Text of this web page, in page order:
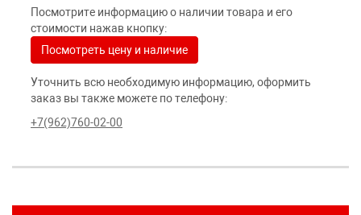
Посмотрите информацию о наличии товара и его
стоимости нажав кнопку:
Посмотреть цену и наличие
Уточнить всю необходимую информацию, оформить
заказ вы также можете по телефону:
+7(962)760-02-00